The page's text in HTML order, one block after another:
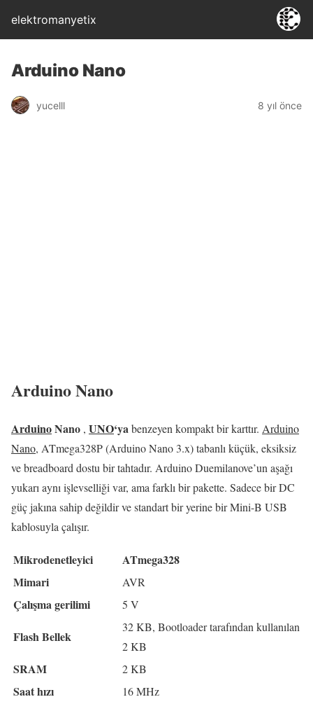
elektromanyetix
Arduino Nano
yucelll 8 yıl önce
Arduino Nano
ArduinoNano , UNO‘yabenzeyen kompakt bir karttır. Arduino
Nano, ATmega328P (Arduino Nano 3.x) tabanlı küçük, eksiksiz
ve breadboard dostu bir tahtadır. Arduino Duemilanove’un aşağı
yukarı aynı işlevselliği var, ama farklı bir pakette. Sadece bir DC
güç jakına sahip değildir ve standart bir yerine bir Mini-B USB
kablosuyla çalışır.
Mikrodenetleyici
ATmega328
Mimari
AVR
Çalışma gerilimi 5 V
Flash Bellek
32 KB, Bootloader tarafından kullanılan
2 KB
SRAM 2 KB
Saat hızı 16 MHz